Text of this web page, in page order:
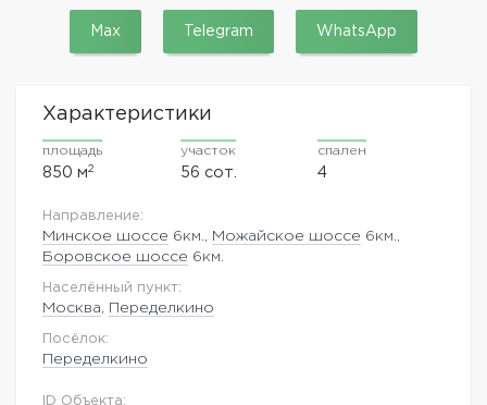
Max Telegram WhatsApp
Характеристики
площадь
850 м2
участок
56 сот.
спален
4
Направление:
Минское шоссе 6км., Можайское шоссе 6км.,
Боровское шоссе 6км.
Населённый пункт:
Москва Переделкино
Посёлок:
Переделкино
ID Объекта: